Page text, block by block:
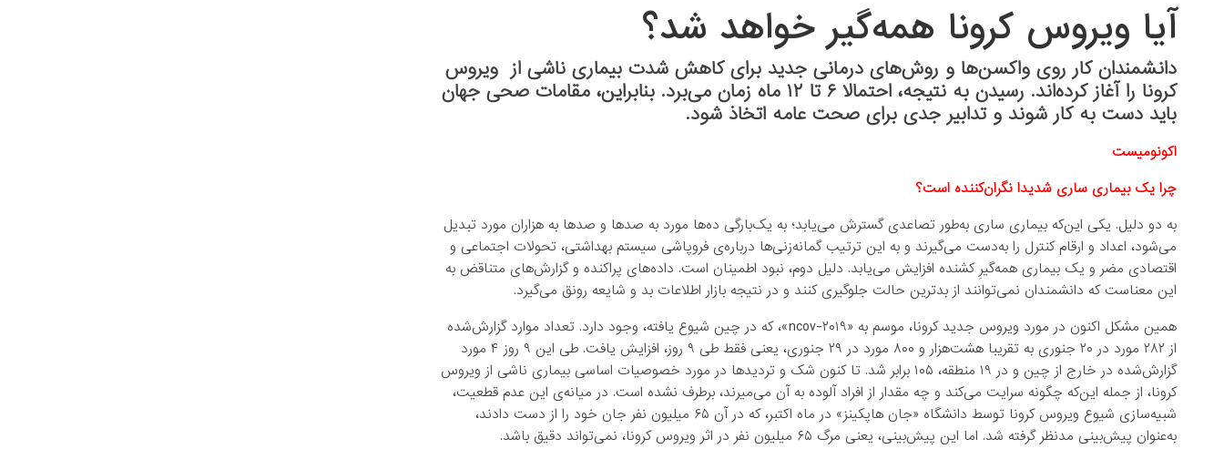
آیا ویروس کرونا همه‌گیر خواهد شد؟
دانشمندان کار روی واکسن‌ها و روش‌های درمانی جدید برای کاهش شدت بیماری ناشی از ویروس
کرونا را آغاز کرده‌اند. رسیدن به نتیجه، احتمالا ۶ تا ۱۲ ماه زمان می‌برد. بنابراین، مقامات صحی جهان
باید دست به کار شوند و تدابیر جدی برای صحت عامه اتخاذ شود.
اکونومیست
چرا یک بیماری ساری شدیدا نگران‌کننده است؟
به دو دلیل. یکی این‌که بیماری ساری به‌طور تصاعدی گسترش می‌یابد؛ به ‌یک‌بارگی ده‌ها مورد به صدها و صدها به هزاران مورد تبدیل
می‌شود، اعداد و ارقام کنترل را به‌دست می‌گیرند و به این ترتیب گمانه‌زنی‌ها درباره‌ی فروپاشی سیستم بهداشتی، تحولات اجتماعی و
اقتصادی مضر و یک بیماری همه‌گیرِ کشنده افزایش می‌یابد. دلیل دوم، نبود اطمینان است. داده‌های پراکنده و گزارش‌های متناقض به
این معناست که دانشمندان نمی‌توانند از بدترین حالت جلوگیری کنند و در نتیجه بازار اطلاعات بد و شایعه رونق می‌گیرد.
همین مشکل اکنون در مورد ویروس جدید کرونا، موسم به «۲۰۱۹-ncov»، که در چین شیوع یافته، وجود دارد. تعداد موارد گزارش‌شده
از ۲۸۲ مورد در ۲۰ جنوری به تقریبا هشت‌هزار و ۸۰۰ مورد در ۲۹ جنوری، یعنی فقط طی ۹ روز، افزایش یافت. طی این ۹ روز ۴ مورد
گزارش‌شده در خارج از چین و در ۱۹ منطقه، ۱۰۵ برابر شد. تا کنون شک و تردیدها در مورد خصوصیات اساسی بیماری ناشی از ویروس
کرونا، از جمله این‌که چگونه سرایت می‌کند و چه مقدار از افراد آلوده به آن می‌میرند، برطرف نشده است. در میانه‌ی این عدم قطعیت،
شبیه‌سازی شیوع ویروس کرونا توسط دانشگاه «جان هاپکینز» در ماه اکتبر، که در آن ۶۵ میلیون نفر جان خود را از دست دادند،
به‌عنوان پیش‌بینی مدنظر گرفته شد. اما این پیش‌بینی، یعنی مرگ ۶۵ میلیون نفر در اثر ویروس کرونا، نمی‌تواند دقیق باشد.